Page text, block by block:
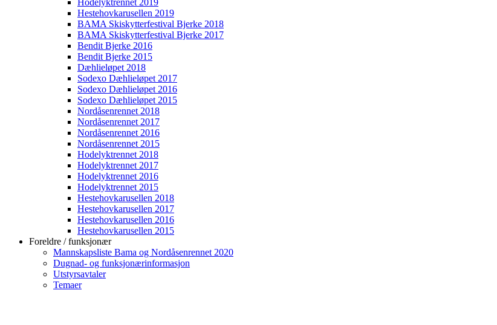
Hodelyktrennet 2019
Hestehovkarusellen 2019
BAMA Skiskytterfestival Bjerke 2018
BAMA Skiskytterfestival Bjerke 2017
Bendit Bjerke 2016
Bendit Bjerke 2015
Dæhlieløpet 2018
Sodexo Dæhlieløpet 2017
Sodexo Dæhlieløpet 2016
Sodexo Dæhlieløpet 2015
Nordåsenrennet 2018
Nordåsenrennet 2017
Nordåsenrennet 2016
Nordåsenrennet 2015
Hodelyktrennet 2018
Hodelyktrennet 2017
Hodelyktrennet 2016
Hodelyktrennet 2015
Hestehovkarusellen 2018
Hestehovkarusellen 2017
Hestehovkarusellen 2016
Hestehovkarusellen 2015
Foreldre / funksjonær
Mannskapsliste Bama og Nordåsenrennet 2020
Dugnad- og funksjonærinformasjon
Utstyrsavtaler
Temaer